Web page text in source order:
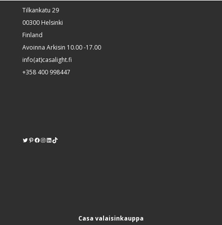
Tilkankatu 29
00300 Helsinki
Finland
Avoinna Arkisin 10.00 -17.00
info(at)casalight.fi
+358 400 998447
Twitter
Pinterest
https://www.facebook.com/kodinvalaisin/
Instagram
LinkedIn
TikTok
Casa valaisinkauppa